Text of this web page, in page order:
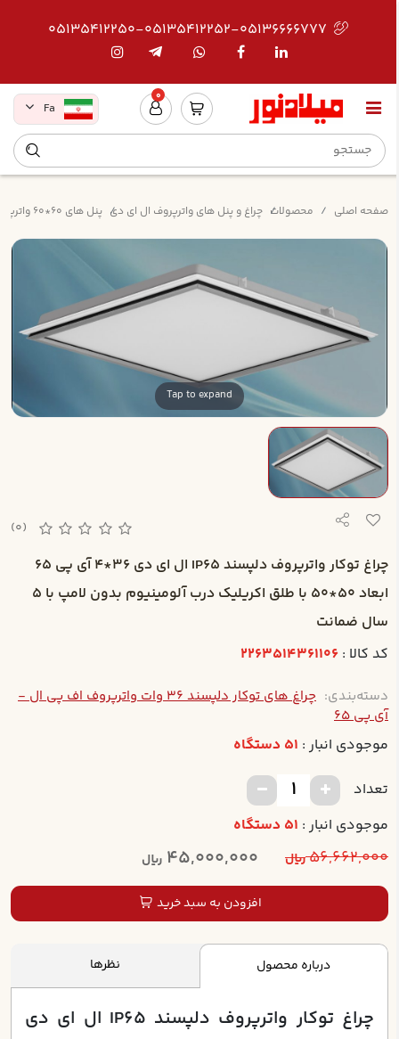
05135412250-05135412252-05136666777
0
Fa
صفحه اصلی محصولات چراغ و پنل های واترپروف ال ای دی پنل های 60*60 واترپروف مدل دلپسند توکار - آی پی 65
Tap to expand
(0)
چراغ توکار واترپروف دلپسند IP65 ال اي دي 36*4 آي پي 65
ابعاد 50*50 با طلق اکريليک درب آلومينيوم بدون لامپ با 5
سال ضمانت
کد کالا : 2263514361106
دسته‌بندی:
چراغ های توکار دلپسند 36 وات واترپروف اف پی ال -
آی پی 65
موجودی انبار : 51 دستگاه
تعداد
موجودی انبار : 51 دستگاه
56,662,000ریال 45,000,000 ریال
افزودن به سبد خرید
درباره محصول نظرها
چراغ توکار واترپروف دلپسند IP65 ال اي دي